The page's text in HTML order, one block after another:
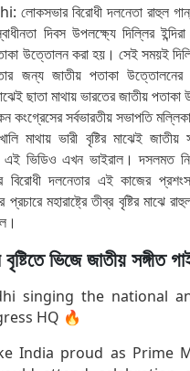
বিরোধী দলনেতা রাহুল
দিবস উপলক্ষ্যে দিল্লির
উত্তোলন করা হয়। সেই সময়ই
জন্য জাতীয় পতাকা উত্তোলনের
ছাতা মাথায় ভারতের জাতীয়
কংগ্রেসের সর্বভারতীয় সভাপতি
মাথায় ভারী বৃষ্টির মাঝেই
এই ভিডিও এখন ভাইরাল। দসলমত
বিরোধী দলনেতার এই কাজের
প্রচারে মহারাষ্ট্রে তীব্র বৃষ্টির মাঝে
ভিজে জাতীয় সঙ্গীত
singing the national
HQ 🔥
India proud as Prime